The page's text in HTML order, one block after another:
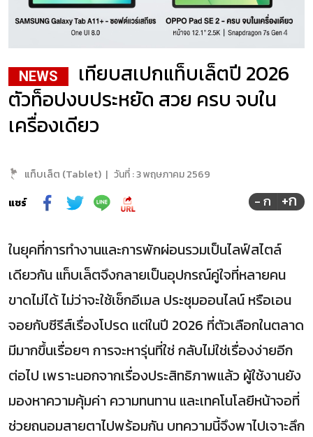
NEWS
เทียบสเปกแท็บเล็ตปี 2026
ตัวท็อปงบประหยัด สวย ครบ จบใน
เครื่องเดียว
แท็บเล็ต (Tablet) | วันที่ :3 พฤษภาคม 2569
แชร์
- ก +ก
ในยุคที่การทำงานและการพักผ่อนรวมเป็นไลฟ์สไตล์
เดียวกัน แท็บเล็ตจึงกลายเป็นอุปกรณ์คู่ใจที่หลายคน
ขาดไม่ได้ ไม่ว่าจะใช้เช็กอีเมล ประชุมออนไลน์ หรือเอน
จอยกับซีรีส์เรื่องโปรด แต่ในปี 2026 ที่ตัวเลือกในตลาด
มีมากขึ้นเรื่อยๆ การจะหารุ่นที่ใช่ กลับไม่ใช่เรื่องง่ายอีก
ต่อไป เพราะนอกจากเรื่องประสิทธิภาพแล้ว ผู้ใช้งานยัง
มองหาความคุ้มค่า ความทนทาน และเทคโนโลยีหน้าจอที่
ช่วยถนอมสายตาไปพร้อมกัน บทความนี้จึงพาไปเจาะลึก